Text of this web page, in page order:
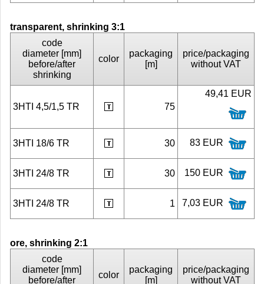
transparent, shrinking 3:1
code
diameter [mm]
before/after
shrinking
color
packaging
[m]
price/packaging
without VAT
3HTI 4,5/1,5 TR 75
49,41 EUR
3HTI 18/6 TR 30 83 EUR
3HTI 24/8 TR 30 150 EUR
3HTI 24/8 TR 1 7,03 EUR
ore, shrinking 2:1
code
diameter [mm]
before/after
color
packaging
[m]
price/packaging
without VAT